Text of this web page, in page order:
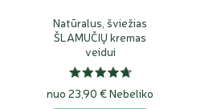
Natūralus, šviežias
ŠLAMUČIŲ kremas
veidui
nuo 23,90 €Nebeliko